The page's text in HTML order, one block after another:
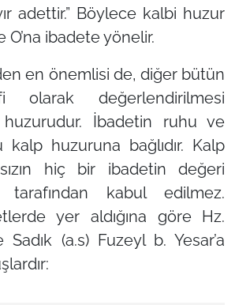
adettir.” Böylece kalbi huzur
O’na ibadete yönelir.
en önemlisi de, diğer bütün
olarak değerlendirilmesi
İbadetin ruhu ve
huzuruna bağlıdır. Kalp
hiç bir ibadetin değeri
kabul edilmez.
yer aldığına göre Hz.
Sadık (a.s) Fuzeyl b. Yesar’a